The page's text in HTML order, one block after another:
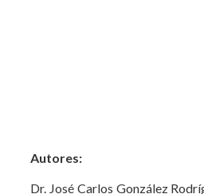
Autores:
Dr. José Carlos González